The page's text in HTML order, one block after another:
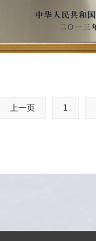
上一页 1